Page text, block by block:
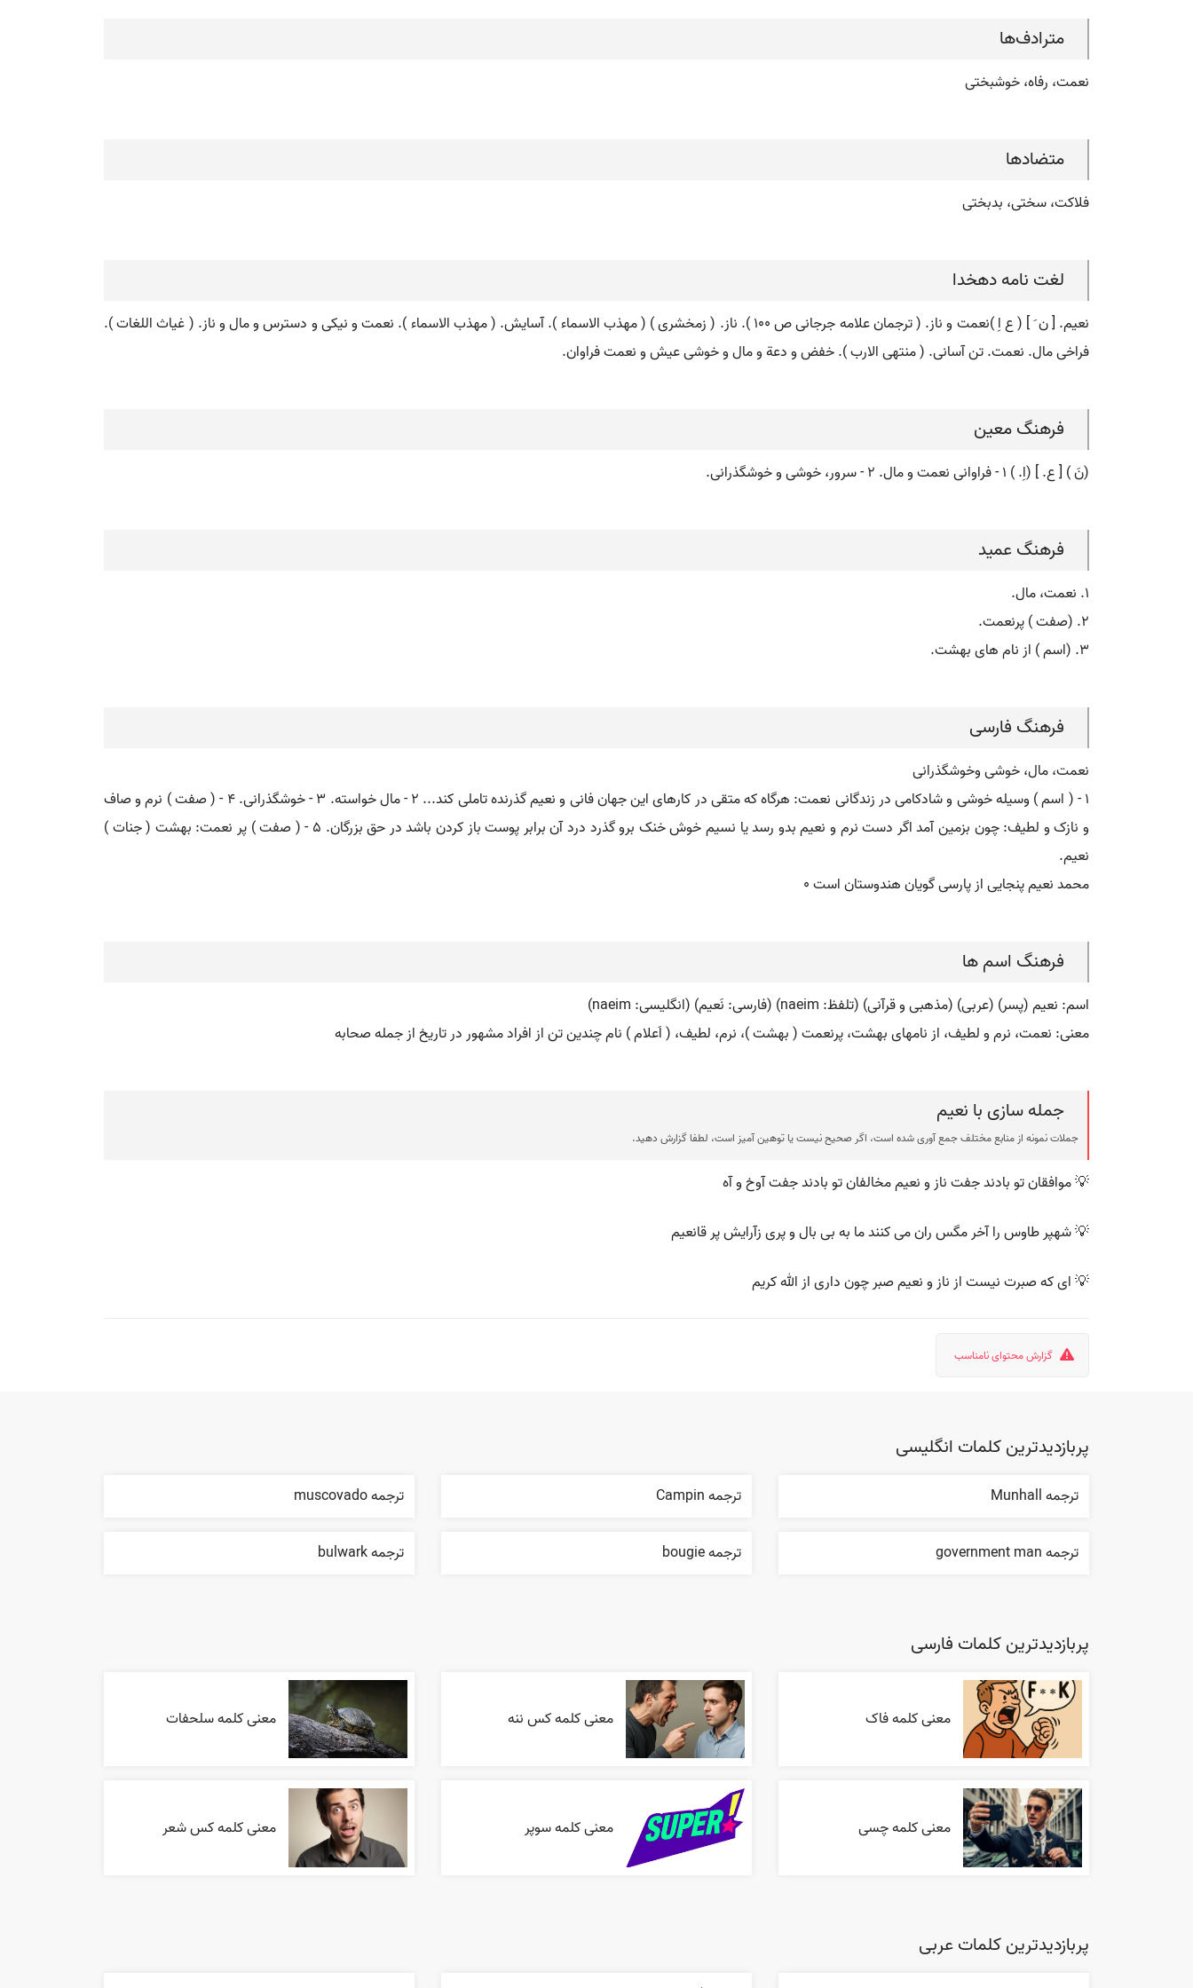
مترادف‌ها
نعمت، رفاه، خوشبختی
متضادها
فلاکت، سختی، بدبختی
لغت نامه دهخدا
نعیم. [ ن َ ] ( ع اِ )نعمت و ناز. ( ترجمان علامه جرجانی ص 100 ). ناز. ( زمخشری ) ( مهذب الاسماء ). آسایش. ( مهذب الاسماء ). نعمت و نیکی و دسترس و مال و ناز. ( غیاث اللغات ).
فراخی مال. نعمت. تن آسانی. ( منتهی الارب ). خفض و دعة و مال و خوشی عیش و نعمت فراوان.
فرهنگ معین
(نَ ) [ ع. ] (اِ. ) ۱ - فراوانی نعمت و مال. ۲ - سرور، خوشی و خوشگذرانی.
فرهنگ عمید
۱. نعمت، مال.
۲. (صفت ) پرنعمت.
۳. (اسم ) از نام های بهشت.
فرهنگ فارسی
نعمت، مال، خوشی وخوشگذرانی
۱ - ( اسم ) وسیله خوشی و شادکامی در زندگانی نعمت: هرگاه که متقی در کارهای این جهان فانی و نعیم گذرنده تاملی کند... ۲ - مال خواسته. ۳ - خوشگذرانی. ۴ - ( صفت ) نرم و صاف
و نازک و لطیف: چون بزمین آمد اگر دست نرم و نعیم بدو رسد یا نسیم خوش خنک برو گذرد درد آن برابر پوست باز کردن باشد در حق بزرگان. ۵ - ( صفت ) پر نعمت: بهشت ( جنات )
نعیم.
محمد نعیم پنجایی از پارسی گویان هندوستان است ٠
فرهنگ اسم ها
اسم: نعیم (پسر) (عربی) (مذهبی و قرآنی) (تلفظ: naeim) (فارسی: نَعيم) (انگلیسی: naeim)
معنی: نعمت، نرم و لطیف، از نامهای بهشت، پرنعمت ( بهشت )، نرم، لطیف، ( اَعلام ) نام چندین تن از افراد مشهور در تاریخ از جمله صحابه
جمله سازی با نعیم
جملات نمونه از منابع مختلف جمع آوری شده است، اگر صحیح نیست یا توهین آمیز است، لطفا گزارش دهید.
💡 موافقان تو بادند جفت ناز و نعیم مخالفان تو بادند جفت آوخ و آه
💡 شهپر طاوس را آخر مگس ران می کنند ما به بی بال و پری زآرایش پر قانعیم
💡 ای که صبرت نیست از ناز و نعیم صبر چون داری از الله کریم
گزارش محتوای نامناسب
پربازدیدترین کلمات انگلیسی
ترجمه Munhall ترجمه Campin ترجمه muscovado
ترجمه government man ترجمه bougie ترجمه bulwark
پربازدیدترین کلمات فارسی
معنی کلمه فاک معنی کلمه کس ننه معنی کلمه سلحفات
معنی کلمه چسی معنی کلمه سوپر معنی کلمه کس شعر
پربازدیدترین کلمات عربی